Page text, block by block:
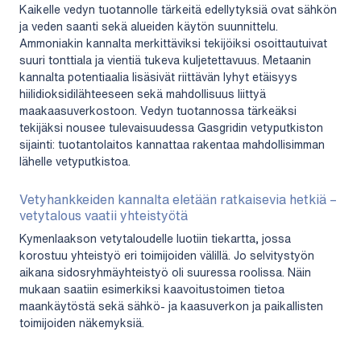
Kaikelle vedyn tuotannolle tärkeitä edellytyksiä ovat sähkön
ja veden saanti sekä alueiden käytön suunnittelu.
Ammoniakin kannalta merkittäviksi tekijöiksi osoittautuivat
suuri tonttiala ja vientiä tukeva kuljetettavuus. Metaanin
kannalta potentiaalia lisäsivät riittävän lyhyt etäisyys
hiilidioksidilähteeseen sekä mahdollisuus liittyä
maakaasuverkostoon. Vedyn tuotannossa tärkeäksi
tekijäksi nousee tulevaisuudessa Gasgridin vetyputkiston
sijainti: tuotantolaitos kannattaa rakentaa mahdollisimman
lähelle vetyputkistoa.
Vetyhankkeiden kannalta eletään ratkaisevia hetkiä –
vetytalous vaatii yhteistyötä
Kymenlaakson vetytaloudelle luotiin tiekartta, jossa
korostuu yhteistyö eri toimijoiden välillä. Jo selvitystyön
aikana sidosryhmäyhteistyö oli suuressa roolissa. Näin
mukaan saatiin esimerkiksi kaavoitustoimen tietoa
maankäytöstä sekä sähkö- ja kaasuverkon ja paikallisten
toimijoiden näkemyksiä.